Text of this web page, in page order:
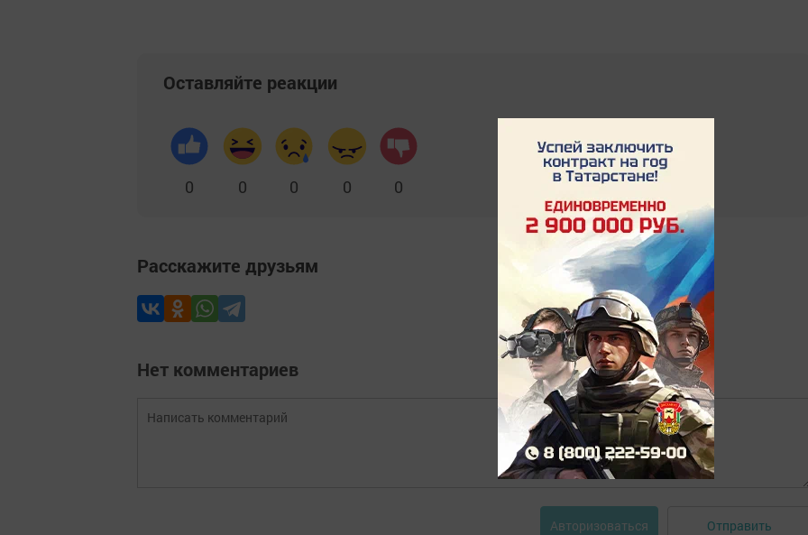
Оставляйте реакции
0 0 0 0 0
Расскажите друзьям
Нет комментариев
Авторизоваться Отправить